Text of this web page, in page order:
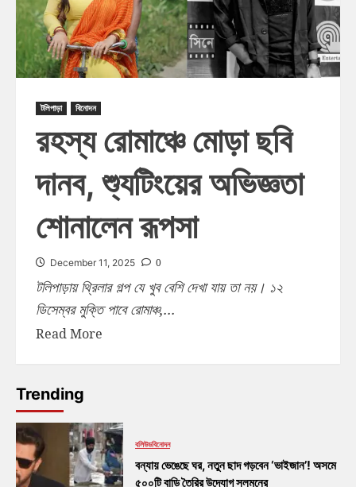
টলিপাড়া বিনোদন
রহস্য রোমাঞ্চে মোড়া ছবি
দানব, শ্যুটিংয়ের অভিজ্ঞতা
শোনালেন রূপসা
December 11, 2025 0
টলিপাড়ায় থ্রিলার গল্প যে খুব বেশি দেখা যায় তা নয়। ১২
ডিসেম্বর মুক্তি পাবে রোমাঞ্চ,...
Read More
Trending
বলিউডবিনোদন
বন্যায় ভেঙেছে ঘর, নতুন ছাদ গড়বেন ‘ভাইজান’! অসমে
৫০০টি বাড়ি তৈরির উদ্যোগ সলমনের